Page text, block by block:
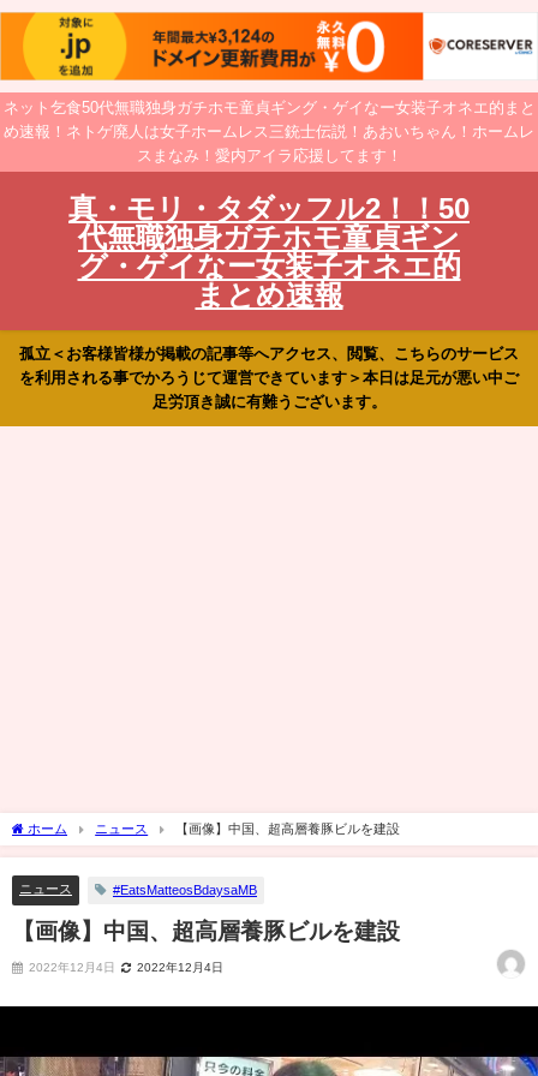
ネット乞食50代無職独身ガチホモ童貞ギング・ゲイなー女装子オネエ的まと
め速報！ネトゲ廃人は女子ホームレス三銃士伝説！あおいちゃん！ホームレ
スまなみ！愛内アイラ応援してます！
真・モリ・タダッフル2！！50
代無職独身ガチホモ童貞ギン
グ・ゲイなー女装子オネエ的
まとめ速報
孤立＜お客様皆様が掲載の記事等へアクセス、閲覧、こちらのサービス
を利用される事でかろうじて運営できています＞本日は足元が悪い中ご
足労頂き誠に有難うございます。
ホーム ニュース 【画像】中国、超高層養豚ビルを建設
ニュース #EatsMatteosBdaysaMB
【画像】中国、超高層養豚ビルを建設
2022年12月4日 2022年12月4日